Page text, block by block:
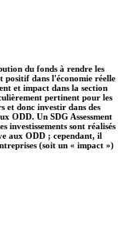
du fonds à rendre les
positif dans l'économie réelle
et impact dans la section
pertinent pour les
et donc investir dans des
ODD. Un SDG Assessment
investissements sont réalisés
aux ODD ; cependant, il
(soit un « impact »)